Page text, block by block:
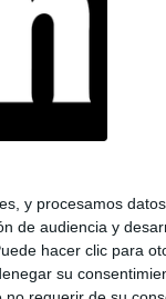
y procesamos
de audiencia y
hacer clic para
su